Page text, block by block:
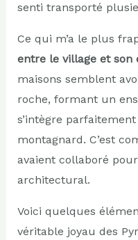
senti transporté
Ce qui m’a le plus
entre le village et
maisons semblent
roche, formant un
s’intègre
montagnard. C’est
avaient collaboré
architectural.
Voici quelques
véritable joyau des